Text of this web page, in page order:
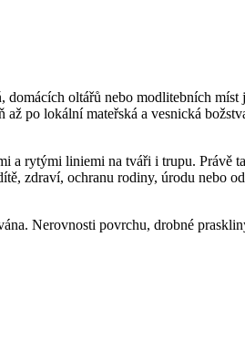
oltářů nebo modlitebních míst
po lokální mateřská a vesnická
a rytými liniemi na tváři i trupu. Právě
zdraví, ochranu rodiny, úrodu nebo
Nerovnosti povrchu, drobné